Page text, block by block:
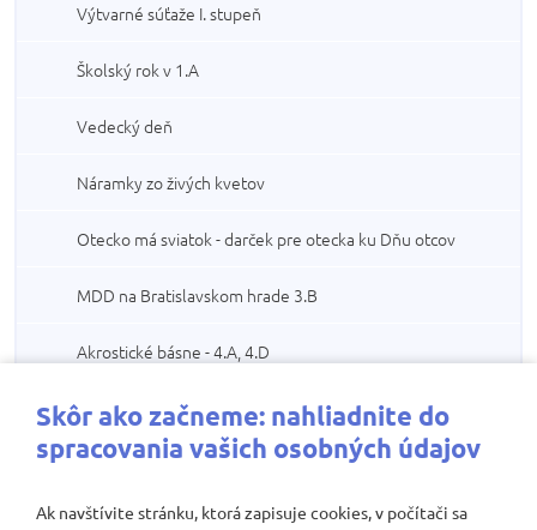
Výtvarné súťaže I. stupeň
Školský rok v 1.A
Vedecký deň
Náramky zo živých kvetov
Otecko má sviatok - darček pre otecka ku Dňu otcov
MDD na Bratislavskom hrade 3.B
Akrostické básne - 4.A, 4.D
Koncoročný výlet 3.B a 3.D - Topoľčianky
Netradičná olympiáda I.stupeň
Plavecký výcvik 1.ročník
Skôr ako začneme: nahliadnite do
spracovania vašich osobných údajov
Ak navštívite stránku, ktorá zapisuje cookies, v počítači sa